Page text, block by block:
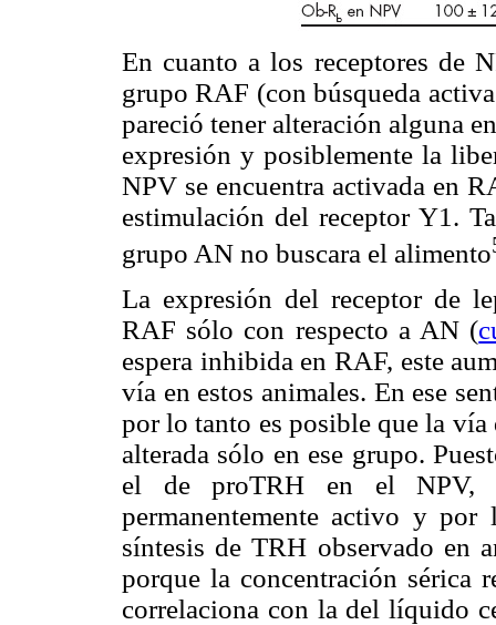
En cuanto a los receptores de
grupo RAF (con búsqueda
pareció tener alteración alguna
expresión y posiblemente la
NPV se encuentra activada en
estimulación del receptor Y1.
grupo AN no buscara el alimento
La expresión del receptor de
RAF sólo con respecto a AN (
espera inhibida en RAF, este
vía en estos animales. En ese
por lo tanto es posible que la vía
alterada sólo en ese grupo.
el de proTRH en el NPV,
permanentemente activo y
síntesis de TRH observado en
porque la concentración sérica
correlaciona con la del líquido